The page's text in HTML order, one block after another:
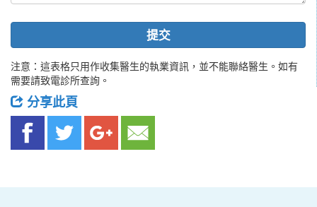
提交
注意：這表格只用作收集醫生的執業資訊，並不能聯絡醫生。如有
需要請致電診所查詢。
分享此頁